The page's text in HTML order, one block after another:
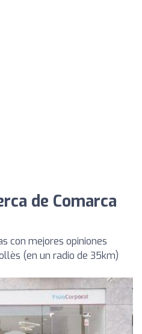
de Comarca
con mejores opiniones
(en un radio de 35km)